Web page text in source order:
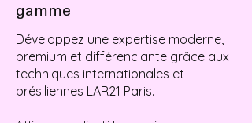
gamme
Développez une expertise moderne,
premium et différenciante grâce aux
techniques internationales et
brésiliennes LAR21 Paris.